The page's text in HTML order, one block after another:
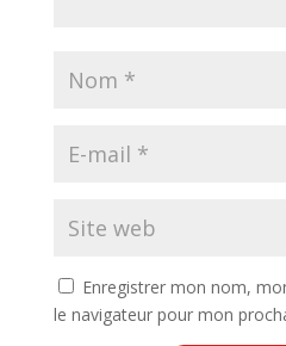
Enregistrer mon nom,
le navigateur pour mon